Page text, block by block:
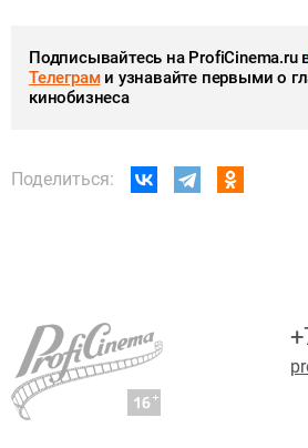
Подписывайтесь на ProfiCinema.ru
Телеграми узнавайте первыми о
кинобизнеса
Поделиться: